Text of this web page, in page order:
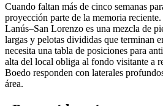
Cuando faltan más de cinco semanas
proyección parte de la memoria
Lanús–San Lorenzo es una mezcla de
largas y pelotas divididas que terminan
necesita una tabla de posiciones para
alta del local obliga al fondo visitante a
Boedo responden con laterales
área.